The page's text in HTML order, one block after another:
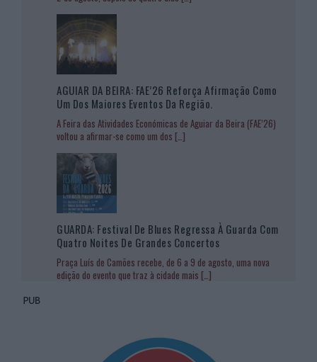
AGUIAR DA BEIRA: FAE’26 Reforça Afirmação Como
Um Dos Maiores Eventos Da Região.
A Feira das Atividades Económicas de Aguiar da Beira (FAE’26)
voltou a afirmar-se como um dos […]
GUARDA: Festival De Blues Regressa À Guarda Com
Quatro Noites De Grandes Concertos
Praça Luís de Camões recebe, de 6 a 9 de agosto, uma nova
edição do evento que traz à cidade mais […]